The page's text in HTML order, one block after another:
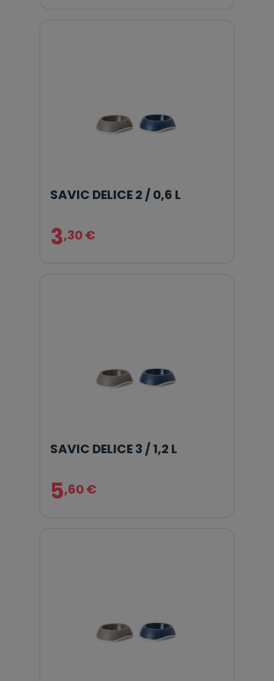
SAVIC DELICE 2 / 0,6 L
3,30 €
SAVIC DELICE 3 / 1,2 L
5,60 €